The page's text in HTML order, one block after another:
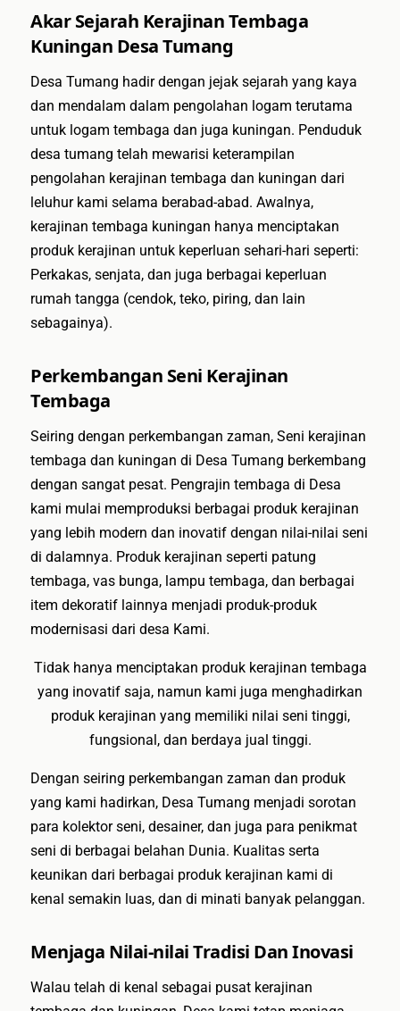
Akar Sejarah Kerajinan Tembaga
Kuningan Desa Tumang
Desa Tumang hadir dengan jejak sejarah yang kaya
dan mendalam dalam pengolahan logam terutama
untuk logam tembaga dan juga kuningan. Penduduk
desa tumang telah mewarisi keterampilan
pengolahan kerajinan tembaga dan kuningan dari
leluhur kami selama berabad-abad. Awalnya,
kerajinan tembaga kuningan hanya menciptakan
produk kerajinan untuk keperluan sehari-hari seperti:
Perkakas, senjata, dan juga berbagai keperluan
rumah tangga (cendok, teko, piring, dan lain
sebagainya).
Perkembangan Seni Kerajinan
Tembaga
Seiring dengan perkembangan zaman, Seni kerajinan
tembaga dan kuningan di Desa Tumang berkembang
dengan sangat pesat. Pengrajin tembaga di Desa
kami mulai memproduksi berbagai produk kerajinan
yang lebih modern dan inovatif dengan nilai-nilai seni
di dalamnya. Produk kerajinan seperti patung
tembaga, vas bunga, lampu tembaga, dan berbagai
item dekoratif lainnya menjadi produk-produk
modernisasi dari desa Kami.
Tidak hanya menciptakan produk kerajinan tembaga
yang inovatif saja, namun kami juga menghadirkan
produk kerajinan yang memiliki nilai seni tinggi,
fungsional, dan berdaya jual tinggi.
Dengan seiring perkembangan zaman dan produk
yang kami hadirkan, Desa Tumang menjadi sorotan
para kolektor seni, desainer, dan juga para penikmat
seni di berbagai belahan Dunia. Kualitas serta
keunikan dari berbagai produk kerajinan kami di
kenal semakin luas, dan di minati banyak pelanggan.
Menjaga Nilai-nilai Tradisi Dan Inovasi
Walau telah di kenal sebagai pusat kerajinan